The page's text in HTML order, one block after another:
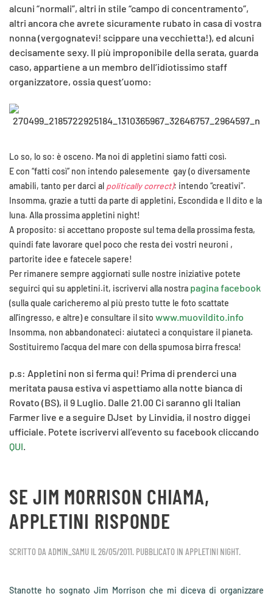
alcuni “normali”, altri in stile “campo di concentramento”,
altri ancora che avrete sicuramente rubato in casa di vostra
nonna (vergognatevi! scippare una vecchietta!), ed alcuni
decisamente sexy. Il più improponibile della serata, guarda
caso, appartiene a un membro dell’idiotissimo staff
organizzatore, ossia quest’uomo:
Lo so, lo so: è osceno. Ma noi di appletini siamo fatti così.
E con “fatti così” non intendo palesemente gay (o diversamente
amabili, tanto per darci al politically correct): intendo “creativi”.
Insomma, grazie a tutti da parte di appletini, Escondida e Il dito e la
luna. Alla prossima appletini night!
A proposito: si accettano proposte sul tema della prossima festa,
quindi fate lavorare quel poco che resta dei vostri neuroni ,
partorite idee e fatecele sapere!
Per rimanere sempre aggiornati sulle nostre iniziative potete
seguirci qui su appletini.it, iscrivervi alla nostra pagina facebook
(sulla quale caricheremo al più presto tutte le foto scattate
all'ingresso, e altre) e consultare il sito www.muovildito.info
Insomma, non abbandonateci: aiutateci a conquistare il pianeta.
Sostituiremo l'acqua del mare con della spumosa birra fresca!
p.s: Appletini non si ferma qui! Prima di prenderci una
meritata pausa estiva vi aspettiamo alla notte bianca di
Rovato (BS), il 9 Luglio. Dalle 21.00 Ci saranno gli Italian
Farmer live e a seguire DJset by Linvidia, il nostro diggei
ufficiale. Potete iscrivervi all’evento su facebook cliccando
QUI.
SE JIM MORRISON CHIAMA,
APPLETINI RISPONDE
SCRITTO DA ADMIN_SAMU IL26/05/2011. PUBBLICATO IN APPLETINI NIGHT.
Stanotte ho sognato Jim Morrison che mi diceva di organizzare